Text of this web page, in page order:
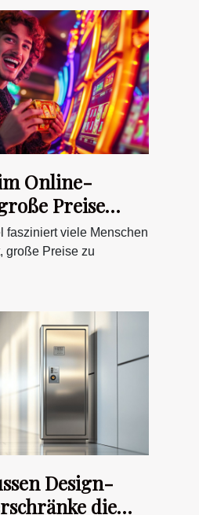
Online-
Preise
fasziniert viele Menschen
große Preise zu
Design-
die